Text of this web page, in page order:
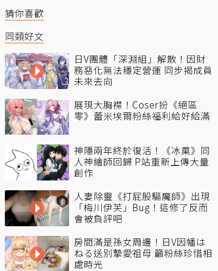
猜你喜歡
同類好文
日V團體「深淵組」解散！因財
務惡化無法穩定營運 同步揭成員
未來去向
展現大胸襟！Coser扮《絕區
零》蕾米埃爾粉絲福利給好給滿
神隱兩年終於復活！《冰菓》同
人神繪師回歸 P站重新上傳大量
創作
人妻除靈《打屁股驅魔師》出現
「梅川伊芙」Bug！這修了反而
會被負評吧
房間滿是孫女周邊！日V因幡は
ねる送別摯愛祖母 籲粉絲珍惜相
處時光